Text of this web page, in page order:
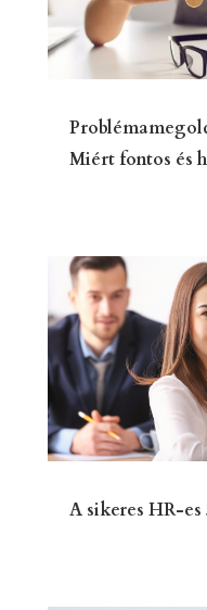
Miért fontos és
A sikeres HR-